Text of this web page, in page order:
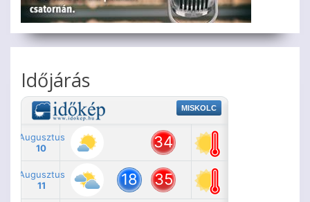
Időjárás